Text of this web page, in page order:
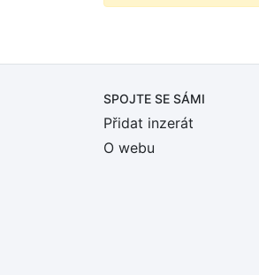
SPOJTE SE SÁMI
Přidat inzerát
O webu